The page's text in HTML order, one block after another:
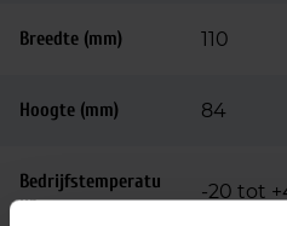
Breedte (mm) 110
Hoogte (mm) 84
Bedrijfstemperatu
ur
-20 tot